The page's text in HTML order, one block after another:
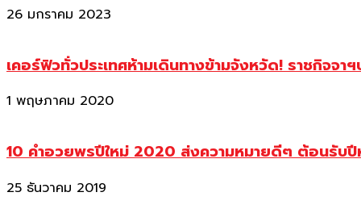
26 มกราคม 2023
เคอร์ฟิวทั่วประเทศห้ามเดินทางข้ามจังหวัด! ราชกิจจา
1 พฤษภาคม 2020
10 คำอวยพรปีใหม่ 2020 ส่งความหมายดีๆ ต้อนรับ
25 ธันวาคม 2019